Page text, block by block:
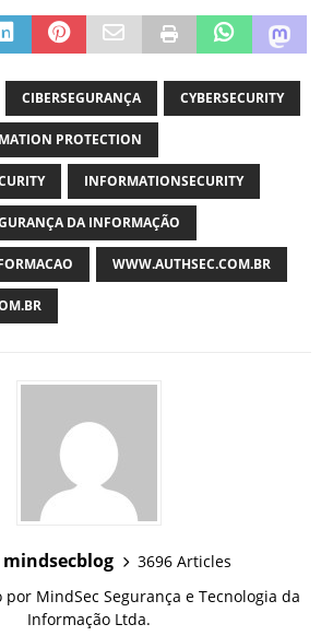
CIBERSEGURANÇA CYBERSECURITY
PROTECTION
INFORMATIONSECURITY
DA INFORMAÇÃO
WWW.AUTHSEC.COM.BR
3696 Articles
MindSec Segurança e Tecnologia da
Informação Ltda.